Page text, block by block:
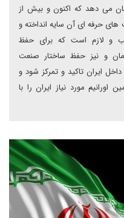
می دهد که اکنون و بیش از
های حرفه ای آن سایه انداخته و
و لازم است که برای حفظ
و نیز حفظ ساختار صنعت
ایران تاکید و تمرکز شود و
اورانیم مورد نیاز ایران را با